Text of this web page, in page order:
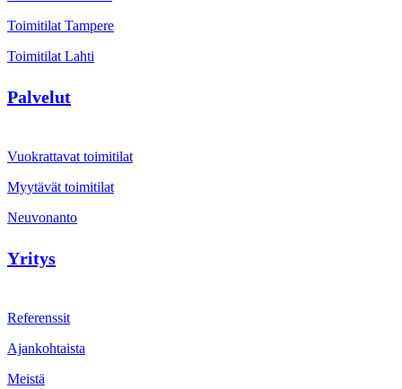
Toimitilat Tampere
Toimitilat Lahti
Palvelut
Vuokrattavat toimitilat
Myytävät toimitilat
Neuvonanto
Yritys
Referenssit
Ajankohtaista
Meistä